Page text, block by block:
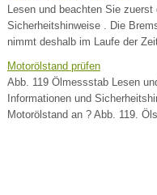
Lesen und beachten Sie
Sicherheitshinweise . Die
nimmt deshalb im Laufe der
Motorölstand prüfen
Abb. 119 Ölmessstab Lesen
Informationen und
Motorölstand an ? Abb. 119.